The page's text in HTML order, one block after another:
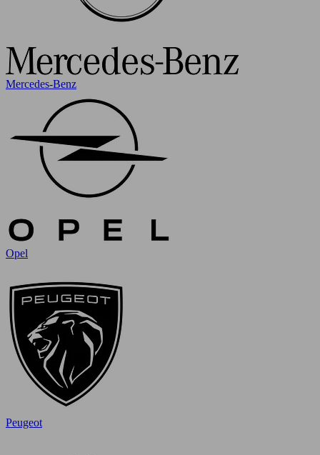
Mercedes-Benz
Opel
Peugeot